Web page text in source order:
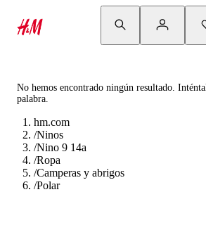
No hemos encontrado ningún resultado.
palabra.
hm.com
/Ninos
/Nino 9 14a
/Ropa
/Camperas y abrigos
/Polar